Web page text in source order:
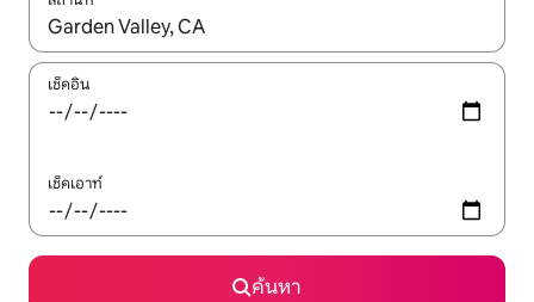
ใช้ลูกศรขึ้นลง หรือใช้การสัมผัสหรือปัด เพื่อสำรวจผลการค้นหา
เช็คอิน
เช็คเอาท์
ค้นหา